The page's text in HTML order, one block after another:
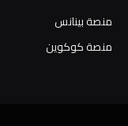
منصة بينانس
منصة كوكوين